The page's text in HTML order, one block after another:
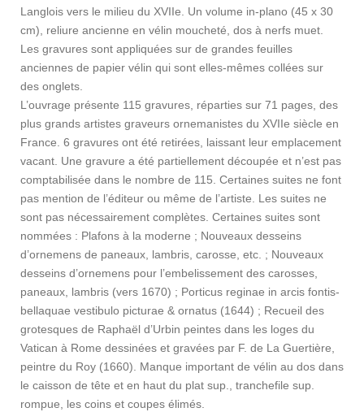
Langlois vers le milieu du XVIIe. Un volume in-plano (45 x 30
cm), reliure ancienne en vélin moucheté, dos à nerfs muet.
Les gravures sont appliquées sur de grandes feuilles
anciennes de papier vélin qui sont elles-mêmes collées sur
des onglets.
L’ouvrage présente 115 gravures, réparties sur 71 pages, des
plus grands artistes graveurs ornemanistes du XVIIe siècle en
France. 6 gravures ont été retirées, laissant leur emplacement
vacant. Une gravure a été partiellement découpée et n’est pas
comptabilisée dans le nombre de 115. Certaines suites ne font
pas mention de l’éditeur ou même de l’artiste. Les suites ne
sont pas nécessairement complètes. Certaines suites sont
nommées : Plafons à la moderne ; Nouveaux desseins
d’ornemens de paneaux, lambris, carosse, etc. ; Nouveaux
desseins d’ornemens pour l’embelissement des carosses,
paneaux, lambris (vers 1670) ; Porticus reginae in arcis fontis-
bellaquae vestibulo picturae & ornatus (1644) ; Recueil des
grotesques de Raphaël d’Urbin peintes dans les loges du
Vatican à Rome dessinées et gravées par F. de La Guertière,
peintre du Roy (1660). Manque important de vélin au dos dans
le caisson de tête et en haut du plat sup., tranchefile sup.
rompue, les coins et coupes élimés.